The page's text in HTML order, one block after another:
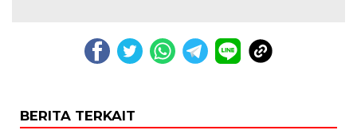
BERITA TERKAIT